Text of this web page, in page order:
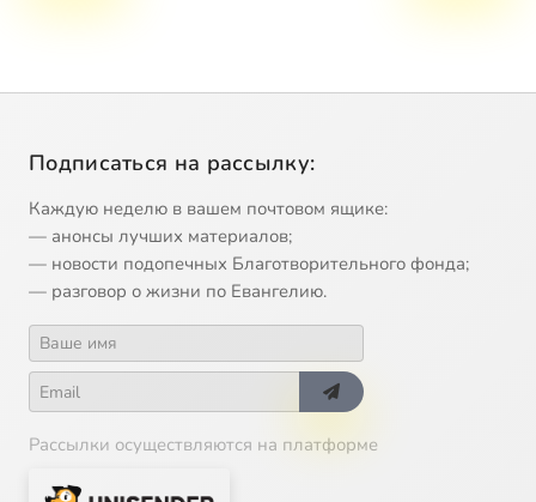
Подписаться на рассылку:
Каждую неделю в вашем почтовом ящике:
— анонсы лучших материалов;
— новости подопечных Благотворительного фонда;
— разговор о жизни по Евангелию.
Рассылки осуществляются на платформе